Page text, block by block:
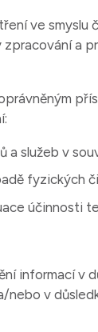
ve smyslu
a
služeb v
fyzických
účinnosti
informací v
nebo v